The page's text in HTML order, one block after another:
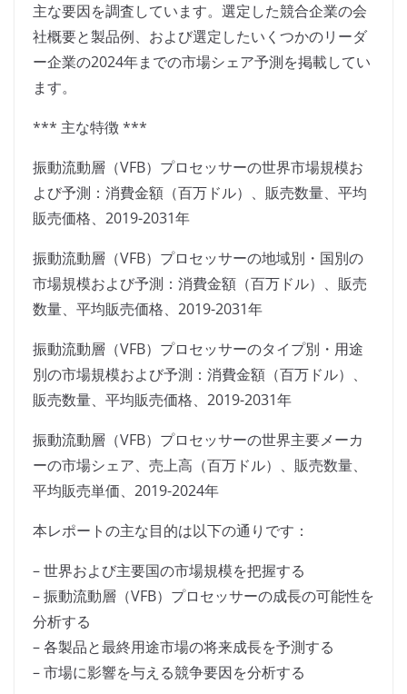
主な要因を調査しています。選定した競合企業の会
社概要と製品例、および選定したいくつかのリーダ
ー企業の2024年までの市場シェア予測を掲載してい
ます。
*** 主な特徴 ***
振動流動層（VFB）プロセッサーの世界市場規模お
よび予測：消費金額（百万ドル）、販売数量、平均
販売価格、2019-2031年
振動流動層（VFB）プロセッサーの地域別・国別の
市場規模および予測：消費金額（百万ドル）、販売
数量、平均販売価格、2019-2031年
振動流動層（VFB）プロセッサーのタイプ別・用途
別の市場規模および予測：消費金額（百万ドル）、
販売数量、平均販売価格、2019-2031年
振動流動層（VFB）プロセッサーの世界主要メーカ
ーの市場シェア、売上高（百万ドル）、販売数量、
平均販売単価、2019-2024年
本レポートの主な目的は以下の通りです：
– 世界および主要国の市場規模を把握する
– 振動流動層（VFB）プロセッサーの成長の可能性を
分析する
– 各製品と最終用途市場の将来成長を予測する
– 市場に影響を与える競争要因を分析する